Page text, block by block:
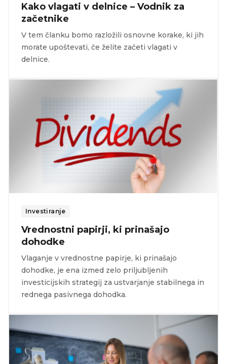
Kako vlagati v delnice – Vodnik za
začetnike
V tem članku bomo razložili osnovne korake, ki jih
morate upoštevati, če želite začeti vlagati v
delnice.
Investiranje
Vrednostni papirji, ki prinašajo
dohodke
Vlaganje v vrednostne papirje, ki prinašajo
dohodke, je ena izmed zelo priljubljenih
investicijskih strategij za ustvarjanje stabilnega in
rednega pasivnega dohodka.